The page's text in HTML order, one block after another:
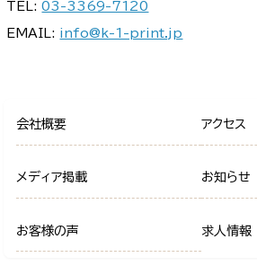
TEL:03-3369-7120
EMAIL: info@k-1-print.jp
会社概要 アクセス
メディア掲載 お知らせ
お客様の声 求人情報